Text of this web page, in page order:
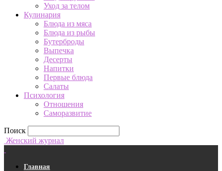
Уход за телом
Кулинария
Блюда из мяса
Блюда из рыбы
Бутерброды
Выпечка
Десерты
Напитки
Первые блюда
Салаты
Психология
Отношения
Саморазвитие
Поиск
Женский журнал
Главная